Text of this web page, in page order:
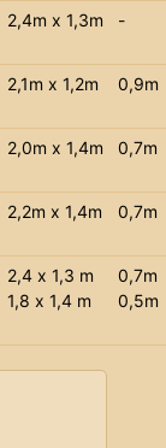
2,4m x 1,3m -
2,1m x 1,2m 0,9m
2,0m x 1,4m 0,7m
2,2m x 1,4m 0,7m
2,4 x 1,3 m
1,8 x 1,4 m
0,7m
0,5m